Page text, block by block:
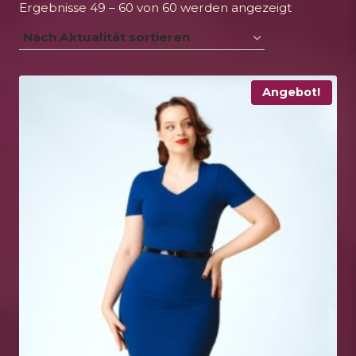
Ergebnisse 49 – 60 von 60 werden angezeigtNach
Angebot!